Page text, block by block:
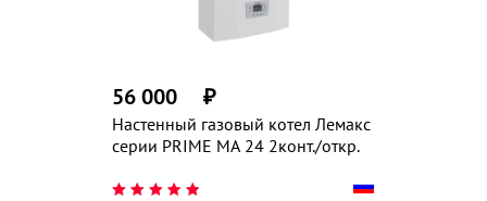
Настенный газовый котел Лемакс
серии PRIME MA 24 2конт./откр.
56 000 ₽